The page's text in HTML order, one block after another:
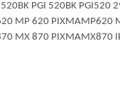
PGI 520BK
MP 620
MX 870 PIXMAMX870